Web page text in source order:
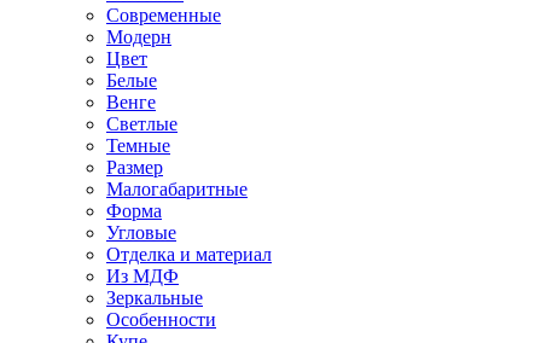
Современные
Модерн
Цвет
Белые
Венге
Светлые
Темные
Размер
Малогабаритные
Форма
Угловые
Отделка и материал
Из МДФ
Зеркальные
Особенности